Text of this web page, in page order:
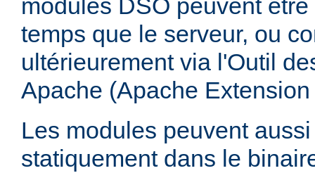
modules DSO peuvent
temps que le serveur, ou
ultérieurement via l'Outil
Apache (Apache
Les modules peuvent
statiquement dans le